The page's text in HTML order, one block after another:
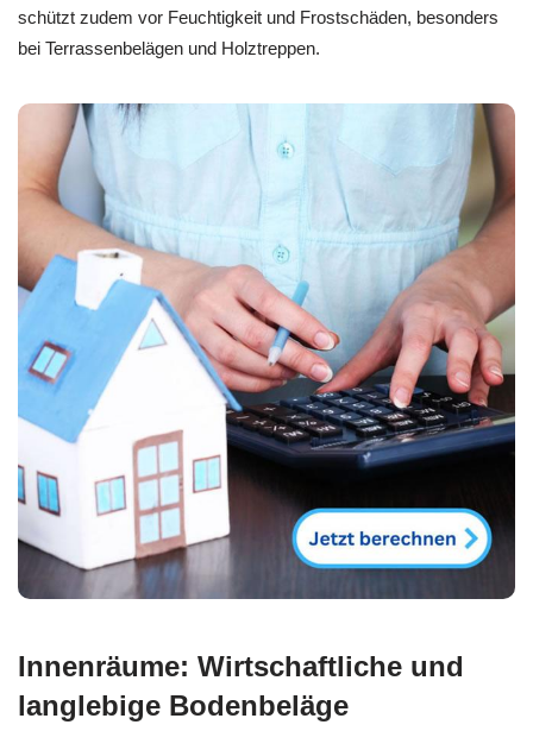
schützt zudem vor Feuchtigkeit und Frostschäden, besonders
bei Terrassenbelägen und Holztreppen.
Innenräume: Wirtschaftliche und
langlebige Bodenbeläge